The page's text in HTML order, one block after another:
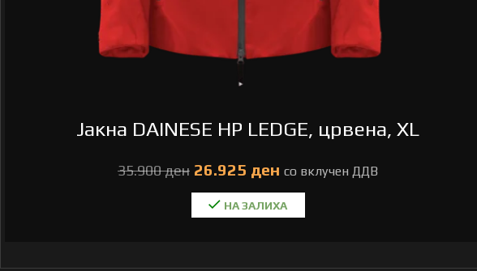
Јакна DAINESE HP LEDGE, црвена, XL
35.900ден 26.925 ден
НА ЗАЛИХА